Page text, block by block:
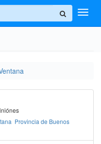
+
Provincia de Buenos